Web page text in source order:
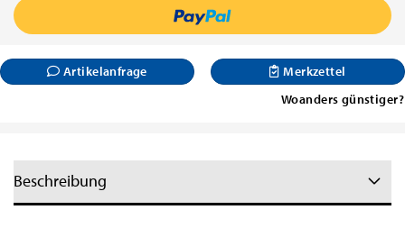
Artikelanfrage
Merkzettel
Woanders günstiger?
Beschreibung